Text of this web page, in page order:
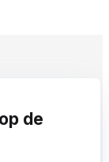
de